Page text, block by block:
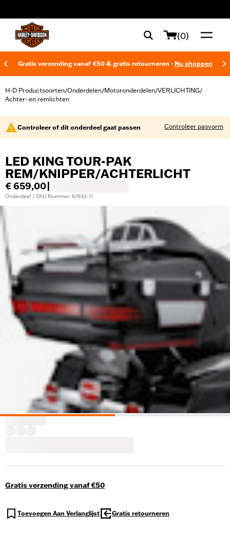
(0)
Gratis verzending vanaf €50 & gratis retourneren - Nu shoppen
H-D Productsoorten/Onderdelen/Motoronderdelen/VERLICHTING/
Achter- en remlichten
Controleer of dit onderdeel gaat passen Controleer pasvorm
LED KING TOUR-PAK
REM/KNIPPER/ACHTERLICHT
€ 659,00
Onderdeel | SKU Nummer: 67932-11
Gratis verzending vanaf €50
Toevoegen Aan Verlanglijst Gratis retourneren